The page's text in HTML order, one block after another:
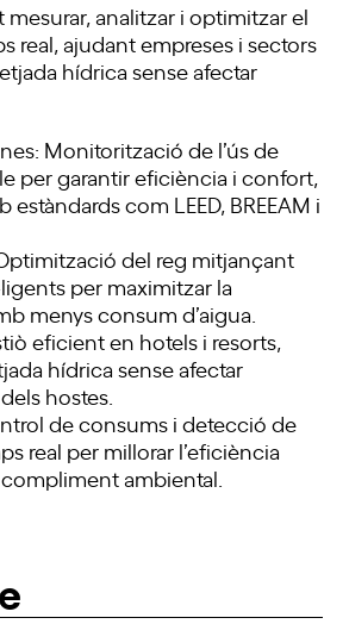
analitzar i optimitzar el
real, ajudant empreses i sectors
hídrica sense afectar
Monitorització de l’ús de
per garantir eficiència i confort,
com LEED, BREEAM i
del reg mitjançant
per maximitzar la
menys consum d’aigua.
eficient en hotels i resorts,
hídrica sense afectar
hostes.
de consums i detecció de
real per millorar l’eficiència
ambiental.